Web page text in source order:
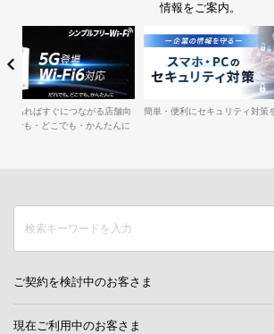
情報をご案内。
簡単・便利にセキュリティ対策を実施！
法人契約がWEB
ルですが、メリ
ご契約を検討中のお客さま
現在ご利用中のお客さま